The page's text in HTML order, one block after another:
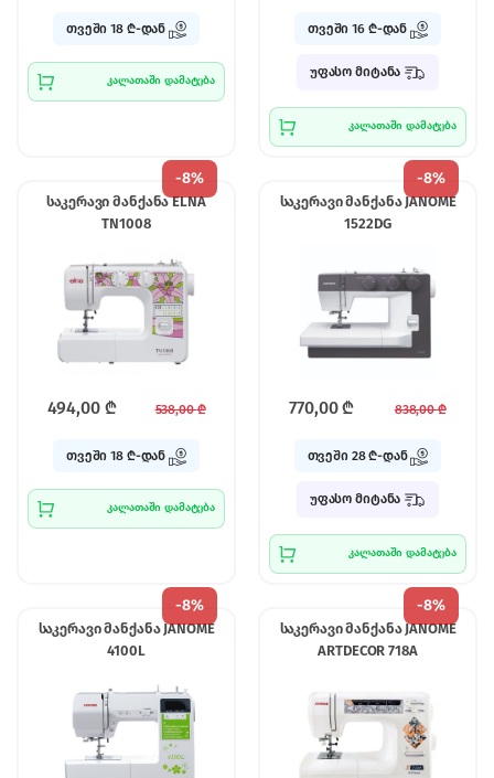
თვეში 18 ₾-დან
კალათაში დამატება
თვეში 16 ₾-დან
უფასო მიტანა
კალათაში დამატება
-8%
საკერავი მანქანა ELNA
TN1008
494,00 ₾ 538,00₾
თვეში 18 ₾-დან
კალათაში დამატება
-8%
საკერავი მანქანა JANOME
1522DG
770,00₾ 838,00₾
თვეში 28 ₾-დან
უფასო მიტანა
კალათაში დამატება
-8%
საკერავი მანქანა JANOME
4100L
-8%
საკერავი მანქანა JANOME
ARTDECOR 718A